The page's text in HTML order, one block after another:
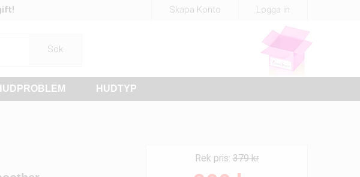
Logga in
Skapa Konto
Sök
HUDTYP
Rek pris:379 kr